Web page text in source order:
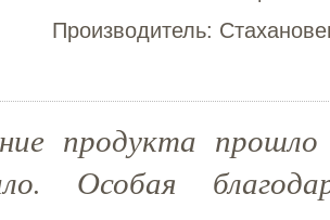
Производитель:
продукта
Особая